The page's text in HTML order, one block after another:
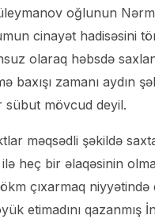
oğlunun
cinayət hadisəsini
olaraq həbsdə
baxışı zamanı aydın
sübut mövcud deyil.
məqsədli şəkildə
heç bir əlaqəsinin
çıxarmaq
etimadını qazanmış